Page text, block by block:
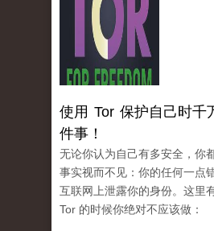
使用 Tor 保护自己时千
件事！
无论你认为自己有多安全，你
事实视而不见：你的任何一点
互联网上泄露你的身份。这里
Tor 的时候你绝对不应该做：